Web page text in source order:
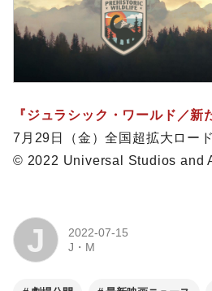
『ジュラシック・ワールド／新
7月29日（金）全国超拡大ロー
© 2022 Universal Studios and
J
2022-07-15
J・M